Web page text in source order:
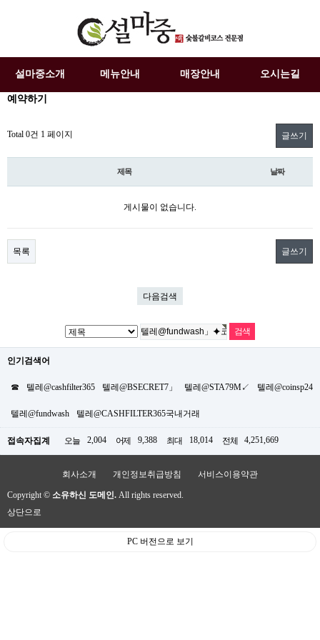
설마중소개 메뉴안내 매장안내 오시는길
예약하기
Total 0건 1 페이지 글쓰기
제목 날짜
게시물이 없습니다.
목록 글쓰기
다음검색
인기검색어
☎ 텔레@cashfilter365 텔레@BSECRET7」 텔레@STA79M↙ 텔레@coinsp24
텔레@fundwash 텔레@CASHFILTER365국내거래
접속자집계 오늘 2,004 어제 9,388 최대 18,014 전체 4,251,669
회사소개 개인정보취급방침 서비스이용약관
Copyright © 소유하신 도메인. All rights reserved.
상단으로
PC 버전으로 보기